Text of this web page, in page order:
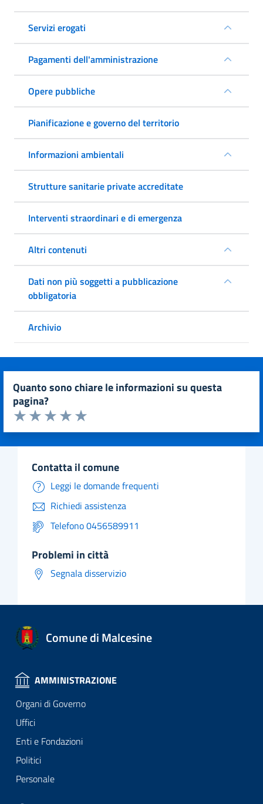
Servizi erogati
Pagamenti dell'amministrazione
Opere pubbliche
Pianificazione e governo del territorio
Informazioni ambientali
Strutture sanitarie private accreditate
Interventi straordinari e di emergenza
Altri contenuti
Dati non più soggetti a pubblicazione
obbligatoria
Archivio
quanto sono chiare le informazioni su questa
pagina?
Valuta da 1 a 5 stelle la pagina
Valuta 5 stelle su 5
Valuta 4 stelle su 5
Valuta 3 stelle su 5
Valuta 2 stelle su 5
Valuta 1 stelle su 5
contatta il comune
Leggi le domande frequenti
Richiedi assistenza
Telefono 0456589911
problemi in città
Segnala disservizio
Comune di Malcesine
AMMINISTRAZIONE
Organi di Governo
Uffici
Enti e Fondazioni
Politici
Personale